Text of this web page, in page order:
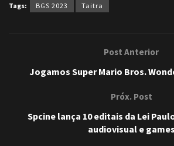
Tags: BGS 2023 Taitra
Post Anterior
Jogamos Super Mario Bros.
Próx. Post
Spcine lança 10 editais da Lei
audiovisual e games